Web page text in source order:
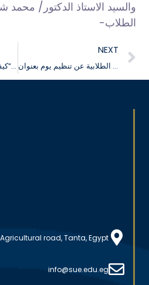
والسيد الاستاذ الدكتور/
الطلاب-
تُعلن إدارة الأنشطة الطلابية عن تنظيم ندوة بعنوان “كيفية ترشيد استهلاك الكهرباء”
NEXT
تعلن إدارة الأنشطة الطلابية عن تنظيم يوم بعنوان ” The Nature Lab : Gallery Of Natural Product Applications”
road, Tanta, Egypt
info@sue.edu.eg